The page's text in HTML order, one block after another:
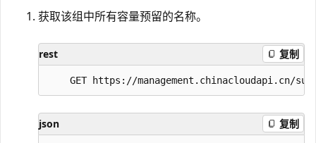
获取该组中所有容量预留的名称。
rest 复制
json 复制